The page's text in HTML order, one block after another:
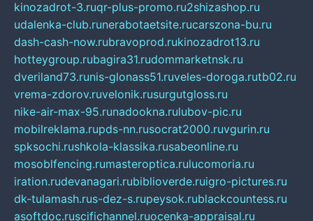
kinozadrot-3.ruqr-plus-promo.ru2shizashop.ru
udalenka-club.runerabotaetsite.rucarszona-bu.ru
dash-cash-now.rubravoprod.rukinozadrot13.ru
hotteygroup.rubagira31.rudommarketnsk.ru
dveriland73.runis-glonass51.ruveles-doroga.rutb02.ru
vrema-zdorov.ruvelonik.rusurgutgloss.ru
nike-air-max-95.runadookna.rulubov-pic.ru
mobilreklama.rupds-nn.rusocrat2000.ruvgurin.ru
spksochi.rushkola-klassika.rusabeonline.ru
mosoblfencing.rumasteroptica.rulucomoria.ru
iration.rudevanagari.rubiblioverde.ruigro-pictures.ru
dk-tulamash.rus-dez-s.rupeysok.rublackcountess.ru
asoftdoc.ruscifichannel.ruocenka-appraisal.ru